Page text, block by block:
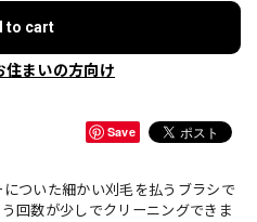
to cart
住まいの方向け
Save
ついた細かい刈毛を払うブラシで
回数が少しでクリーニングできま